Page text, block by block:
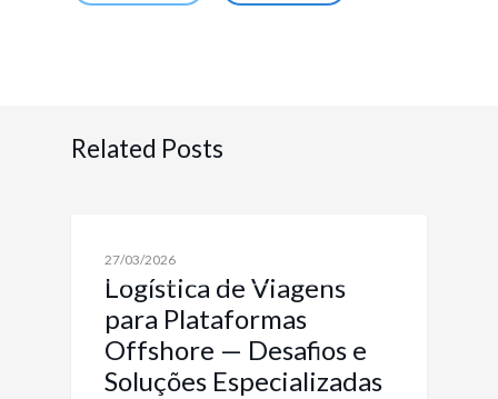
Related Posts
27/03/2026
Logística de Viagens
para Plataformas
Offshore — Desafios e
Soluções Especializadas